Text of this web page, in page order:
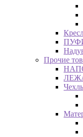
Прочие